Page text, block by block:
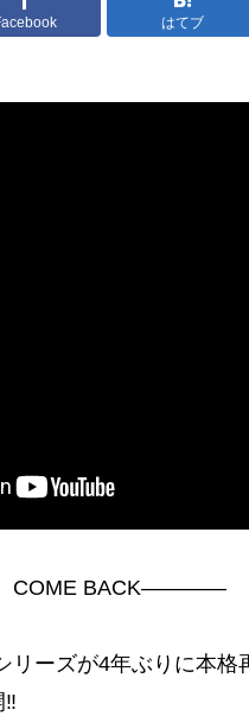
はてブ
COME BACK――――
リーズが4年ぶりに本格